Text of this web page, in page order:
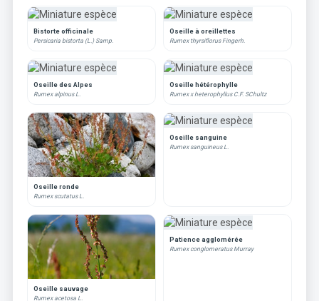
Bistorte officinale
Persicaria bistorta (L.) Samp.
Oseille à oreillettes
Rumex thyrsiflorus Fingerh.
Oseille des Alpes
Rumex alpinus L.
Oseille hétérophylle
Rumex x heterophyllus C.F. SChultz
Oseille ronde
Rumex scutatus L.
Oseille sanguine
Rumex sanguineus L.
Oseille sauvage
Rumex acetosa L.
Patience agglomérée
Rumex conglomeratus Murray